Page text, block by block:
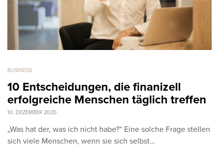
BUSINESS
10 Entscheidungen, die finanizell
erfolgreiche Menschen täglich treffen
10. DEZEMBER 2020
„Was hat der, was ich nicht habe?“ Eine solche Frage stellen
sich viele Menschen, wenn sie sich selbst…